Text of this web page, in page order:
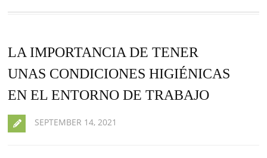
LA IMPORTANCIA DE TENER
UNAS CONDICIONES HIGIÉNICAS
EN EL ENTORNO DE TRABAJO
SEPTEMBER 14, 2021